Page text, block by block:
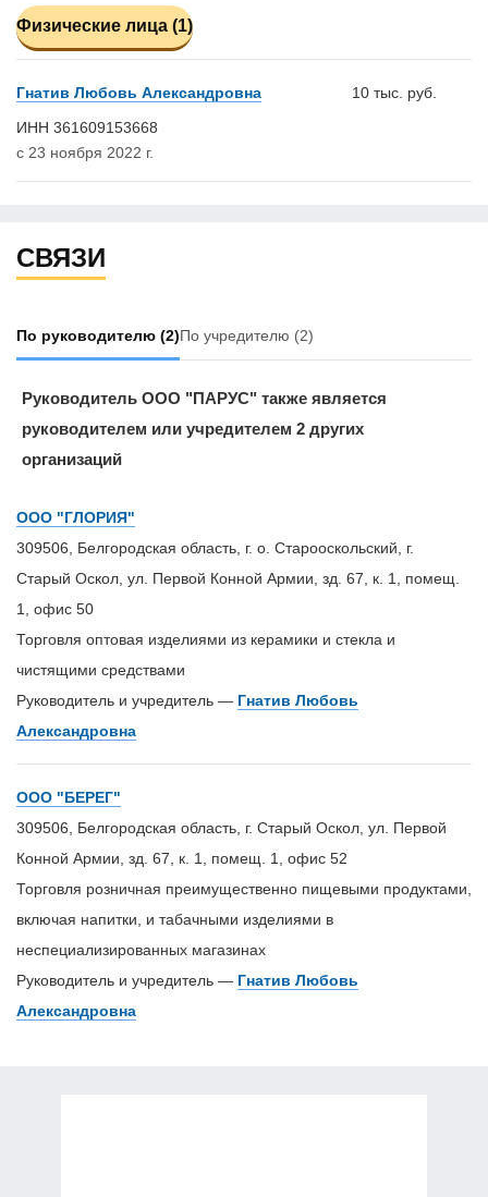
Физические лица (1)
Гнатив Любовь Александровна
ИНН 361609153668
с 23 ноября 2022 г.
10 тыс. руб.
СВЯЗИ
По руководителю (2)По учредителю (2)
Руководитель ООО "ПАРУС" также является
руководителем или учредителем 2 других
организаций
ООО "ГЛОРИЯ"
309506, Белгородская область, г. о. Старооскольский, г.
Старый Оскол, ул. Первой Конной Армии, зд. 67, к. 1, помещ.
1, офис 50
Торговля оптовая изделиями из керамики и стекла и
чистящими средствами
Руководитель и учредитель — Гнатив Любовь
Александровна
ООО "БЕРЕГ"
309506, Белгородская область, г. Старый Оскол, ул. Первой
Конной Армии, зд. 67, к. 1, помещ. 1, офис 52
Торговля розничная преимущественно пищевыми продуктами,
включая напитки, и табачными изделиями в
неспециализированных магазинах
Руководитель и учредитель — Гнатив Любовь
Александровна